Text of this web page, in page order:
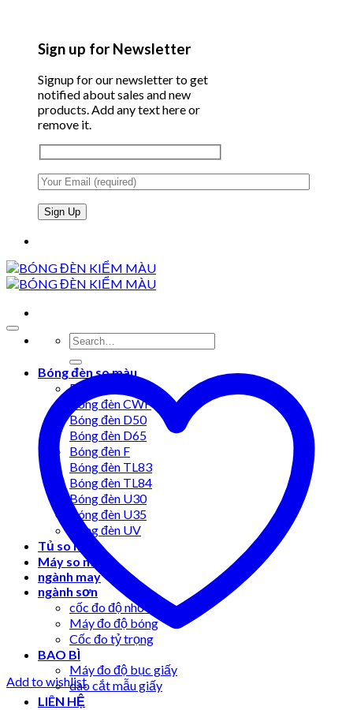
Sign up for Newsletter
Signup for our newsletter to get
notified about sales and new
products. Add any text here or
remove it.
Bóng đèn so màu
Bóng đèn A
Bóng đèn CWF
Bóng đèn D50
Bóng đèn D65
Bóng đèn F
Bóng đèn TL83
Bóng đèn TL84
Bóng đèn U30
Bóng đèn U35
Bóng đèn UV
Tủ so màu
Máy so màu
ngành may
ngành sơn
cốc đo độ nhớt
Máy đo độ bóng
Cốc đo tỷ trọng
BAO BÌ
Máy đo độ bục giấy
dao cắt mẫu giấy
LIÊN HỆ
Add to wishlist